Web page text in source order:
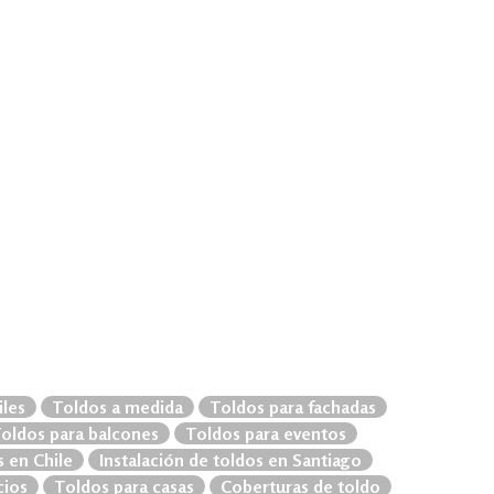
Toldos a medida
Toldos para fachadas
para balcones
Toldos para eventos
en Chile
Instalación de toldos en Santiago
Toldos para casas
Coberturas de toldo